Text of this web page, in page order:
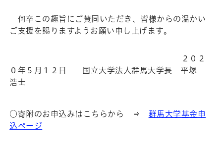
何卒この趣旨にご賛同いただき、皆様からの温かい
ご支援を賜りますようお願い申し上げます。
２０２
０年５月１２日 国立大学法人群馬大学長 平塚
浩士
○寄附のお申込みはこちらから ⇒ 群馬大学基金申
込ページ